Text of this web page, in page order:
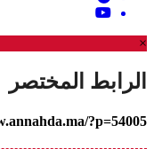
×
الرابط المختصر
?p=54005